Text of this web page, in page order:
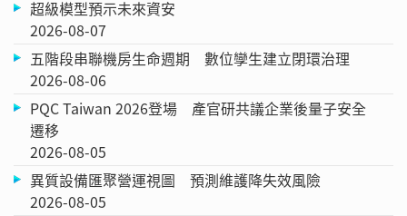
超級模型預示未來資安
2026-08-07
五階段串聯機房生命週期 數位孿生建立閉環治理
2026-08-06
PQC Taiwan 2026登場 產官研共議企業後量子安全
遷移
2026-08-05
異質設備匯聚營運視圖 預測維護降失效風險
2026-08-05